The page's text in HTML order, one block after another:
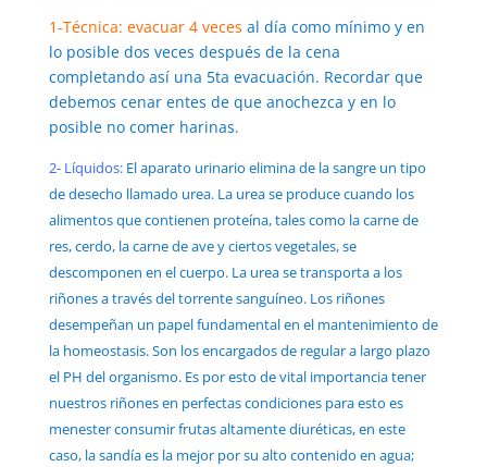
1-Técnica: evacuar 4 veces al día como mínimo y en
lo posible dos veces después de la cena
completando así una 5ta evacuación. Recordar que
debemos cenar entes de que anochezca y en lo
posible no comer harinas.
2- Líquidos: El aparato urinario elimina de la sangre un tipo
de desecho llamado urea. La urea se produce cuando los
alimentos que contienen proteína, tales como la carne de
res, cerdo, la carne de ave y ciertos vegetales, se
descomponen en el cuerpo. La urea se transporta a los
riñones a través del torrente sanguíneo. Los riñones
desempeñan un papel fundamental en el mantenimiento de
la homeostasis. Son los encargados de regular a largo plazo
el PH del organismo. Es por esto de vital importancia tener
nuestros riñones en perfectas condiciones para esto es
menester consumir frutas altamente diuréticas, en este
caso, la sandía es la mejor por su alto contenido en agua;